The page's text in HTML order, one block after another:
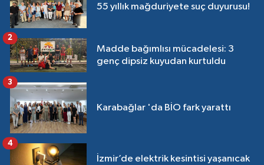
55 yıllık mağduriyete suç duyurusu!
Madde bağımlısı mücadelesi: 3
genç dipsiz kuyudan kurtuldu
2
Karabağlar 'da BİO fark yarattı
3
İzmir’de elektrik kesintisi yaşanıcak
4